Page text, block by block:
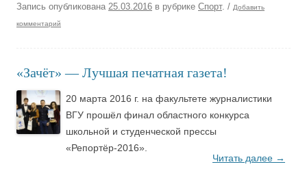
Запись опубликована 25.03.2016 в рубрике Спорт. / Добавить
комментарий
«Зачёт» — Лучшая печатная газета!
20 марта 2016 г. на факультете журналистики
ВГУ прошёл финал областного конкурса
школьной и студенческой прессы
«Репортёр-2016».
Читать далее →